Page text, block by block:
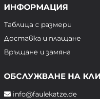
ИНФОРМАЦИЯ
Таблица с размери
Доставка и плащане
Връщане и замяна
ОБСЛУЖВАНЕ НА
info@faulekatze.de